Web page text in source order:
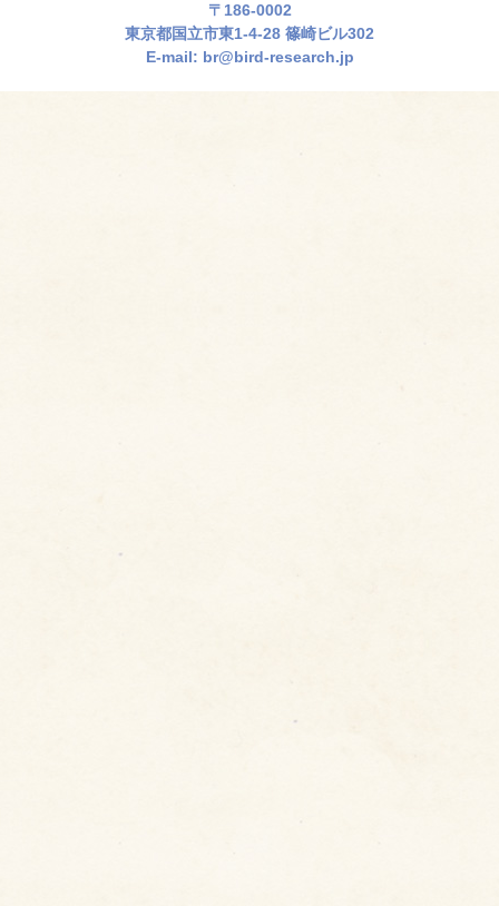
〒186-0002
東京都国立市東1-4-28 篠崎ビル302
E-mail: br@bird-research.jp